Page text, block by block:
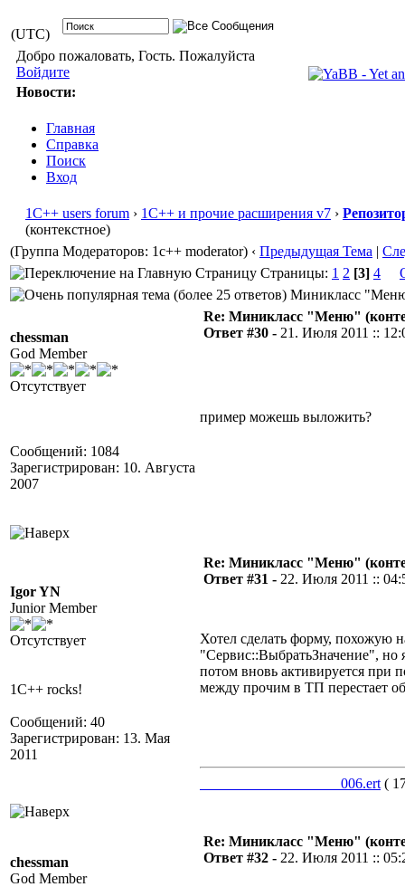
(UTC)
Добро пожаловать, Гость. Пожалуйста
Войдите
Новости:
Главная
Справка
Поиск
Вход
1С++ users forum › 1С++ и прочие расширения v7 ›
(контекстное)
(Группа Модераторов: 1c++ moderator) ‹ Предыдущая Тема |
Страницы: 1 2 [3] 4
Миникласс
chessman
God Member
Отсутствует
Сообщений: 1084
Зарегистрирован: 10. Августа
2007
Re: Миникласс "Меню"
Ответ #30 - 21. Июля 2011 ::
пример можешь выложить?
Igor YN
Junior Member
Отсутствует
1C++ rocks!
Сообщений: 40
Зарегистрирован: 13. Мая
2011
Re: Миникласс "Меню"
Ответ #31 - 22. Июля 2011 ::
Хотел сделать форму, похожую
"Сервис::ВыбратьЗначение",
потом вновь активируется
между прочим в ТП перестает
___________________006.ert (
chessman
God Member
Re: Миникласс "Меню"
Ответ #32 - 22. Июля 2011 ::